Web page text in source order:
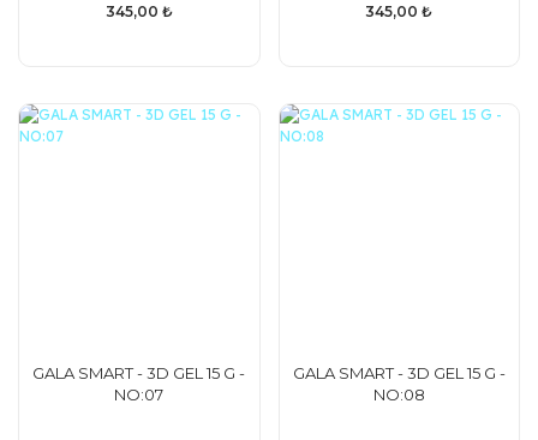
345,00 ₺ 345,00 ₺
GALA SMART - 3D GEL 15 G -
NO:07
GALA SMART - 3D GEL 15 G -
NO:08